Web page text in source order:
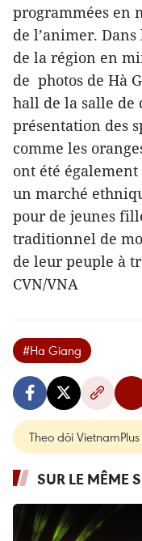
programmées en
de l’animer.
de la région en
de photos de Hà
hall de la salle de
présentation des
comme les
ont été
un marché
pour de jeunes
traditionnel de
de leur peuple à
CVN/VNA
#Ha Giang
Theo dõi VietnamPlus
SUR LE MÊME